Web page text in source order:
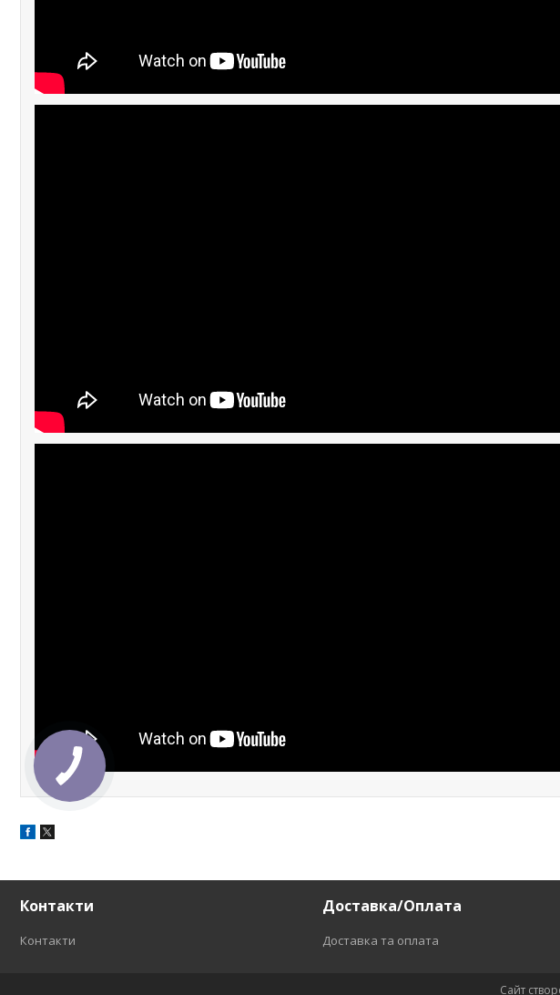
Контакти
Контакти
Доставка/Оплата
Доставка та оплата
Сайт